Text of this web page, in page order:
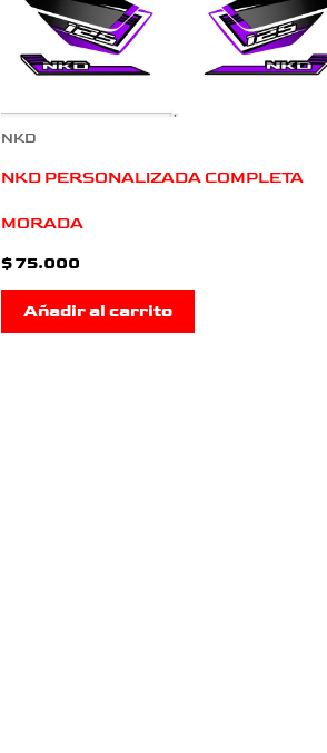
NKD
NKD PERSONALIZADA COMPLETA
MORADA
$75.000
Añadir al carrito